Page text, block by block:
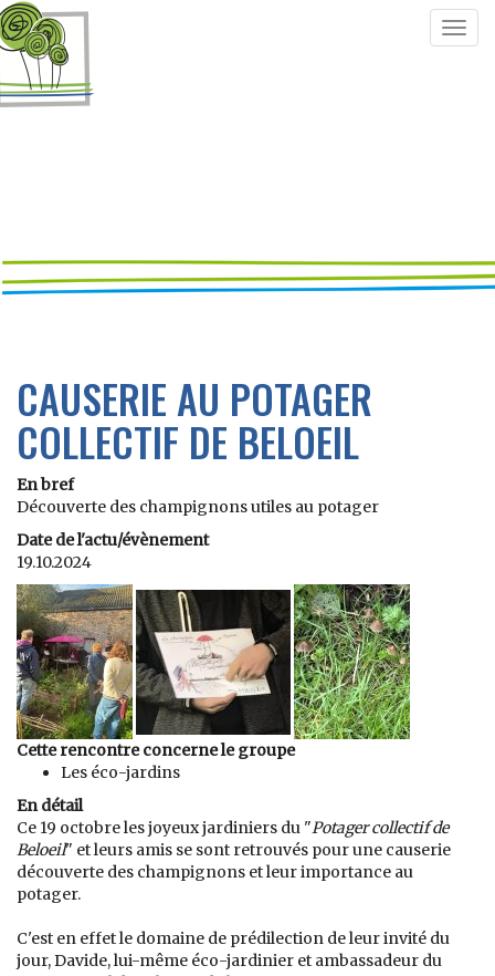
CAUSERIE AU POTAGER
COLLECTIF DE BELOEIL
En bref
Découverte des champignons utiles au potager
Date de l'actu/évènement
19.10.2024
Cette rencontre concerne le groupe
Les éco-jardins
En détail
Ce 19 octobre les joyeux jardiniers du "Potager collectif de
Beloeil" et leurs amis se sont retrouvés pour une causerie
découverte des champignons et leur importance au
potager.
C'est en effet le domaine de prédilection de leur invité du
jour, Davide, lui-même éco-jardinier et ambassadeur du